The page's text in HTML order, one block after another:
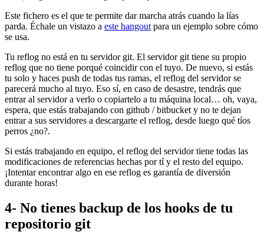
Este fichero es el que te permite dar marcha atrás cuando la lías
parda. Échale un vistazo a este hangout para un ejemplo sobre cómo
se usa.
Tu reflog no está en tu servidor git. El servidor git tiene su propio
reflog que no tiene porqué coincidir con el tuyo. De nuevo, si estás
tu solo y haces push de todas tus ramas, el reflog del servidor se
parecerá mucho al tuyo. Eso sí, en caso de desastre, tendrás que
entrar al servidor a verlo o copiartelo a tu máquina local… oh, vaya,
espera, que estás trabajando con github / bitbucket y no te dejan
entrar a sus servidores a descargarte el reflog, desde luego qué tíos
perros ¿no?.
Si estás trabajando en equipo, el reflog del servidor tiene todas las
modificaciones de referencias hechas por tí y el resto del equipo.
¡Intentar encontrar algo en ese reflog es garantía de diversión
durante horas!
4- No tienes backup de los hooks de tu
repositorio git